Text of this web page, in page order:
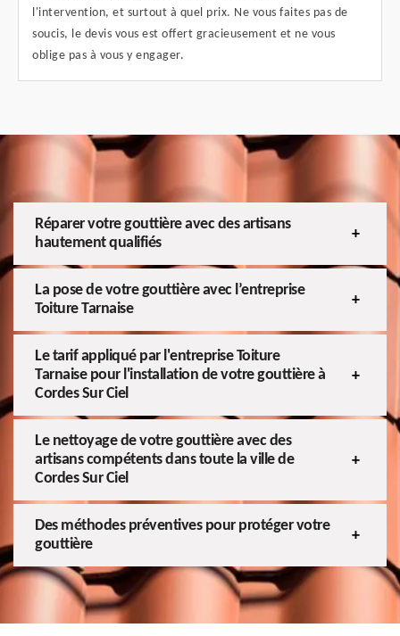
l'intervention, et surtout à quel prix. Ne vous faites pas de
soucis, le devis vous est offert gracieusement et ne vous
oblige pas à vous y engager.
Réparer votre gouttière avec des artisans
hautement qualifiés
La pose de votre gouttière avec l’entreprise
Toiture Tarnaise
Le tarif appliqué par l'entreprise Toiture
Tarnaise pour l'installation de votre gouttière à
Cordes Sur Ciel
Le nettoyage de votre gouttière avec des
artisans compétents dans toute la ville de
Cordes Sur Ciel
Des méthodes préventives pour protéger votre
gouttière